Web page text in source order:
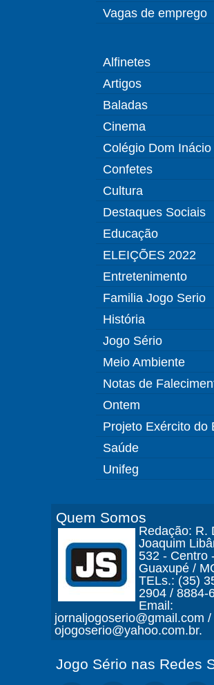
Vagas de emprego
Alfinetes
Artigos
Baladas
Cinema
Colégio Dom Inácio
Confetes
Cultura
Destaques Sociais
Educação
ELEIÇÕES 2022
Entretenimento
Familia Jogo Serio
História
Jogo Sério
Meio Ambiente
Notas de
Ontem
Projeto Exército do
Saúde
Unifeg
Quem Somos
Redação: R.
Joaquim
532 - Centro
Guaxupé /
TELs.: (35)
2904 / 8884-
Email:
jornaljogoserio@gmail.com /
ojogoserio@yahoo.com.br.
Jogo Sério nas Redes